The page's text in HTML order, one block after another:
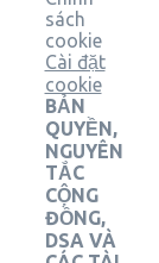
sách
cookie
Cài đặt
cookie
BẢN
QUYỀN,
NGUYÊN
TẮC
CỘNG
ĐỒNG,
DSA VÀ